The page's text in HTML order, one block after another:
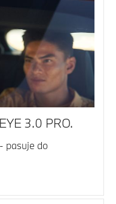
3.0 PRO.
pasuje do